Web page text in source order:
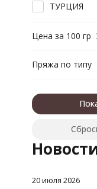
ТУРЦИЯ
Цена за 100 гр
Пряжа по типу
20 июля 2026